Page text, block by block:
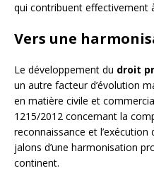
qui contribuent effectivement
Vers une
Le développement du droit
un autre facteur d’évolution
en matière civile et
1215/2012 concernant la
reconnaissance et
jalons d’une harmonisation
continent.